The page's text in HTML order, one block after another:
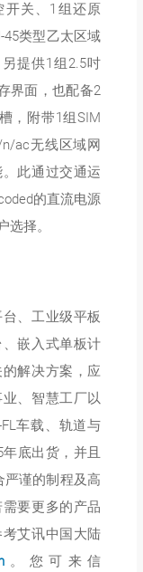
开关、1组还原
45类型乙太区域
提供1组2.5吋
界面，也配备2
，附带1组SIM
ac无线区域网
此通过交通运
的直流电源
择。
、工业级平板
嵌入式单板计
解决方案，应
、智慧工厂以
车载、轨道与
底出货，并且
严谨的制程及高
要更多的产品
艾讯中国大陆
。您可来信